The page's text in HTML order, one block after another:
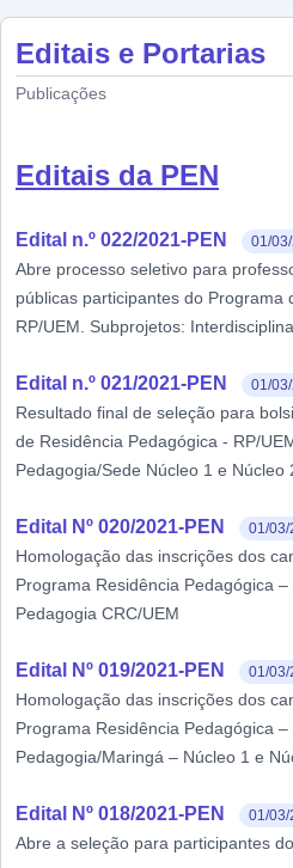
Editais e Portarias
Publicações
Editais da PEN
Edital n.º 022/2021-PEN 01/
Abre processo seletivo para
públicas participantes do Programa
RP/UEM. Subprojetos:
Edital n.º 021/2021-PEN 01/
Resultado final de seleção para
de Residência Pedagógica - RP/
Pedagogia/Sede Núcleo 1 e Núcleo
Edital Nº 020/2021-PEN 01/03/
Homologação das inscrições dos
Programa Residência Pedagógica
Pedagogia CRC/UEM
Edital Nº 019/2021-PEN 01/03/
Homologação das inscrições dos
Programa Residência Pedagógica
Pedagogia/Maringá – Núcleo 1 e
Edital Nº 018/2021-PEN 01/03/
Abre a seleção para participantes